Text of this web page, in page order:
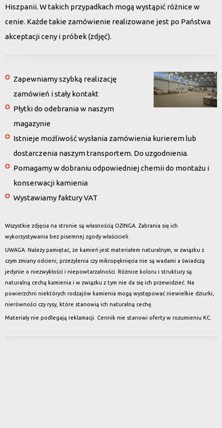
Hiszpanii. W takich przypadkach mogą wystąpić różnice w
cenie. Każde takie zamówienie realizowane jest po Państwa
akceptacji ceny i próbek (zdjęć).
Zapewniamy szybką realizację
zamówień i stały kontakt
Płytki do odebrania w naszym
magazynie
Istnieje możliwość wysłania zamówienia kurierem lub
dostarczenia naszym transportem. Do uzgodnienia.
Pomagamy w dobraniu odpowiedniej chemii do montażu i
konserwacji kamienia
Wystawiamy faktury VAT
Wszystkie zdjęcia na stronie są własnością OZINGA. Zabrania się ich
wykorzystywania bez pisemnej zgody właścicieli.
UWAGA: Należy pamiętać, że kamień jest materiałem naturalnym, w związku z
czym zmiany odcieni, przeżylenia czy mikropęknięcia nie są wadami a świadczą
jedynie o niezwykłości i niepowtarzalności. Różnice koloru i struktury są
naturalną cechą kamienia i w związku z tym nie da się ich przewidzieć. Na
powierzchni niektórych rodzajów kamienia mogą występować niewielkie dziurki,
nierówności czy rysy, które stanowią ich naturalną cechę.
Materiały nie podlegają reklamacji. Cennik nie stanowi oferty w rozumieniu KC.